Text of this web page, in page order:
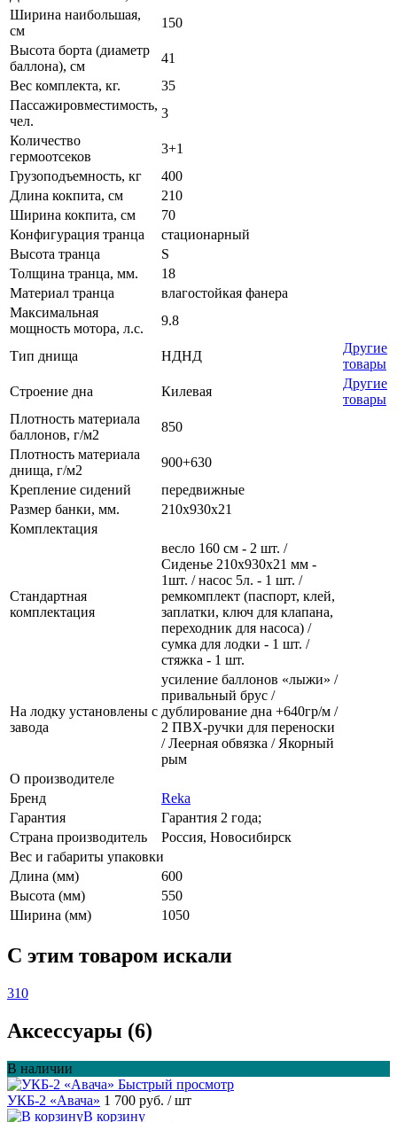
Ширина наибольшая,
см
150
Высота борта (диаметр
баллона), см
41
Вес комплекта, кг.
35
Пассажировместимость,
чел.
3
Количество
гермоотсеков
3+1
Грузоподъемность, кг
400
Длина кокпита, см
210
Ширина кокпита, см
70
Конфигурация транца
стационарный
Высота транца
S
Толщина транца, мм.
18
Материал транца
влагостойкая фанера
Максимальная
мощность мотора, л.с.
9.8
Тип днища НДНД
Другие
товары
Строение дна
Килевая
Другие
товары
Плотность материала
баллонов, г/м2
850
Плотность материала
днища, г/м2
900+630
Крепление сидений
передвижные
Размер банки, мм.
210х930х21
Комплектация
Стандартная
комплектация
весло 160 см - 2 шт. /
Сиденье 210х930х21 мм -
1шт. / насос 5л. - 1 шт. /
ремкомплект (паспорт, клей,
заплатки, ключ для клапана,
переходник для насоса) /
сумка для лодки - 1 шт. /
стяжка - 1 шт.
На лодку установлены с
завода
усиление баллонов «лыжи» /
привальный брус /
дублирование дна +640гр/м /
2 ПВХ-ручки для переноски
/ Леерная обвязка / Якорный
рым
О производителе
Бренд
Reka
Гарантия
Гарантия 2 года;
Страна производитель
Россия, Новосибирск
Вес и габариты упаковки
Длина (мм)
600
Высота (мм)
550
Ширина (мм)
1050
C этим товаром искали
310
Аксессуары (6)
В наличии
Быстрый просмотр
УКБ-2 «Авача» 1 700 руб. / шт
В корзину